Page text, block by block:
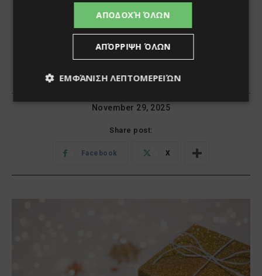
ΑΠΟΔΟΧΉ ΌΛΩΝ
ΑΠΌΡΡΙΨΗ ΌΛΩΝ
ΕΜΦΆΝΙΣΗ ΛΕΠΤΟΜΕΡΕΙΏΝ